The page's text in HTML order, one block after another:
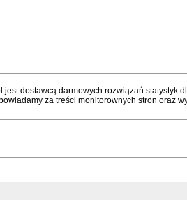
jest dostawcą darmowych rozwiązań statystyk
za treści monitorownych stron oraz